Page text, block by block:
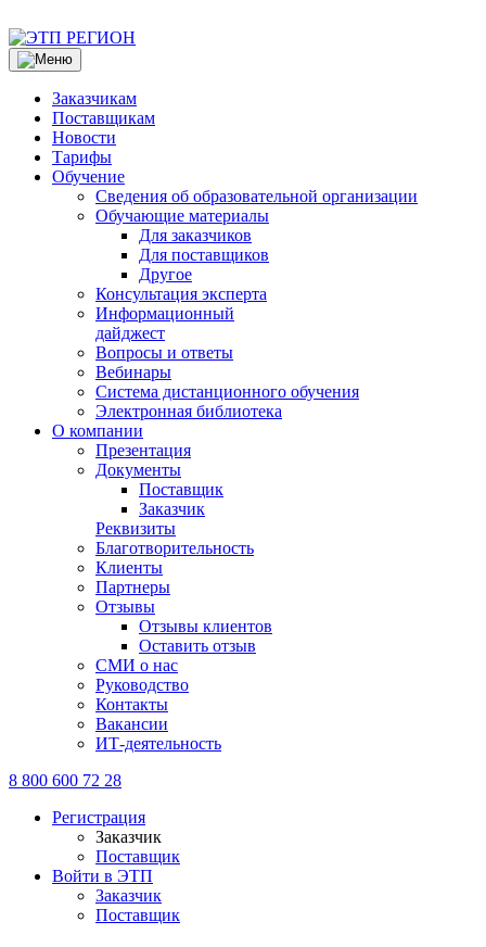
Заказчикам
Поставщикам
Новости
Тарифы
Обучение
Сведения об образовательной организации
Обучающие материалы
Для заказчиков
Для поставщиков
Другое
Консультация эксперта
Информационный
дайджест
Вопросы и ответы
Вебинары
Система дистанционного обучения
Электронная библиотека
О компании
Презентация
Документы
Поставщик
Заказчик
Реквизиты
Благотворительность
Клиенты
Партнеры
Отзывы
Отзывы клиентов
Оставить отзыв
СМИ о нас
Руководство
Контакты
Вакансии
ИТ-деятельность
8 800 600 72 28
Регистрация
Заказчик
Поставщик
Войти в ЭТП
Заказчик
Поставщик